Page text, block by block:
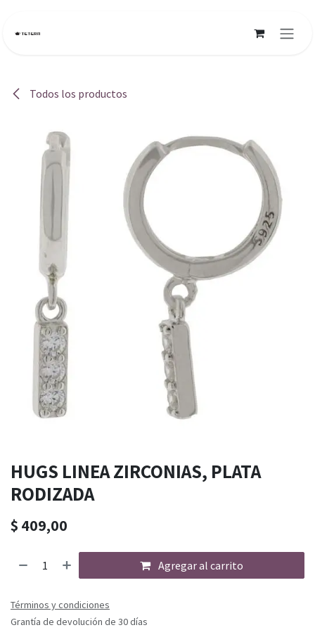
Todos los productos
HUGS LINEA ZIRCONIAS, PLATA
RODIZADA
$ 409,00
Agregar al carrito
Términos y condiciones
Grantía de devolución de 30 días